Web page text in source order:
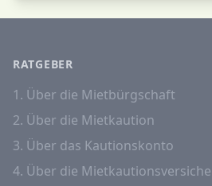
RATGEBER
1. Über die Mietbürgschaft
2. Über die Mietkaution
3. Über das Kautionskonto
4. Über die